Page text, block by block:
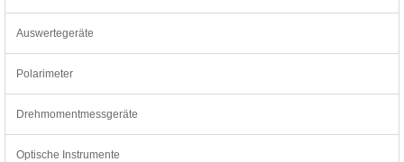
Auswertegeräte
Polarimeter
Drehmomentmessgeräte
Optische Instrumente